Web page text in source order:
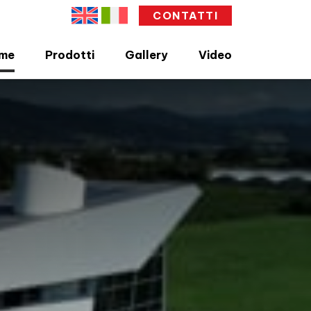
CONTATTI
Prodotti Gallery Video